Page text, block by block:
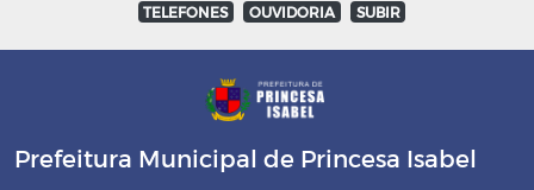
TELEFONES OUVIDORIA SUBIR
Prefeitura Municipal de Princesa Isabel